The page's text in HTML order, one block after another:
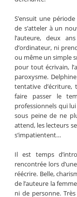
S’ensuit une
de s’atteler à un
l’auteure, deux
d’ordinateur, ni
ou même un simple
pour tout écrivain,
paroxysme.
tentative d’écriture,
faire passer le
professionnels qui
sous peine de ne
attend, les lecteurs
s’impatientent…
Il est temps
rencontrée lors
réécrire. Belle,
de l’auteure la
ni de personne.